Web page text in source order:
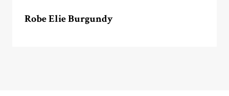
Robe Elie Burgundy